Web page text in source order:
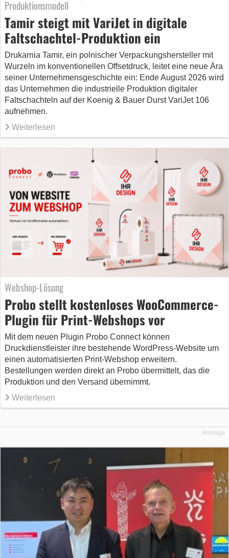
Produktionsmodell
Tamir steigt mit VariJet in digitale
Faltschachtel-Produktion ein
Drukarnia Tamir, ein polnischer Verpackungshersteller mit
Wurzeln im konventionellen Offsetdruck, leitet eine neue Ära
seiner Unternehmensgeschichte ein: Ende August 2026 wird
das Unternehmen die industrielle Produktion digitaler
Faltschachteln auf der Koenig & Bauer Durst VariJet 106
aufnehmen.
Weiterlesen
Webshop-Lösung
Probo stellt kostenloses WooCommerce-
Plugin für Print-Webshops vor
Mit dem neuen Plugin Probo Connect können
Druckdienstleister ihre bestehende WordPress-Website um
einen automatisierten Print-Webshop erweitern.
Bestellungen werden direkt an Probo übermittelt, das die
Produktion und den Versand übernimmt.
Weiterlesen
Anzeige